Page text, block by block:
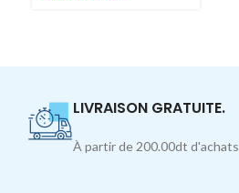
LIVRAISON GRATUITE.
À partir de 200.00dt d'achats